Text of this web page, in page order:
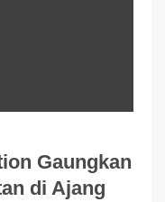
Gaungkan
di Ajang